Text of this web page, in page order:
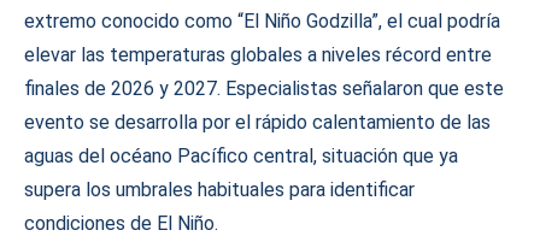
extremo conocido como “El Niño Godzilla”, el cual podría
elevar las temperaturas globales a niveles récord entre
finales de 2026 y 2027. Especialistas señalaron que este
evento se desarrolla por el rápido calentamiento de las
aguas del océano Pacífico central, situación que ya
supera los umbrales habituales para identificar
condiciones de El Niño.